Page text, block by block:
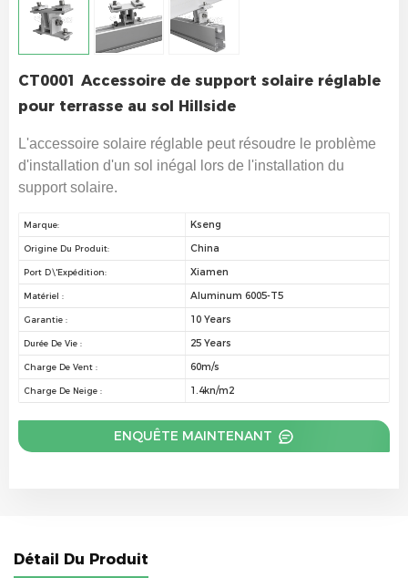
CT0001 Accessoire de support solaire réglable
pour terrasse au sol Hillside
L'accessoire solaire réglable peut résoudre le problème
d'installation d'un sol inégal lors de l'installation du
support solaire.
Marque: Kseng
Origine Du Produit: China
Port D\'expédition: Xiamen
Matériel : Aluminum 6005-T5
Garantie : 10 Years
Durée De Vie : 25 Years
Charge De Vent : 60m/s
Charge De Neige : 1.4kn/m2
ENQUÊTE MAINTENANT
Détail Du Produit